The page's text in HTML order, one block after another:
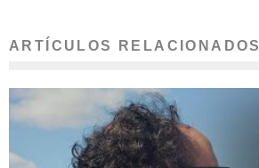
ARTÍCULOS RELACIONADOS